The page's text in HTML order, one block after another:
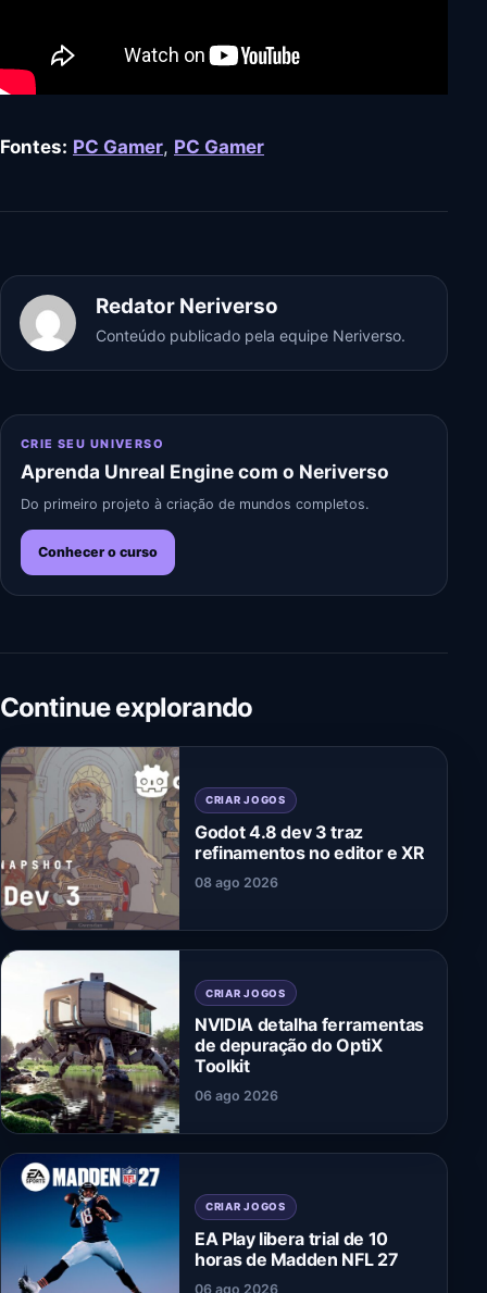
Fontes: PC Gamer, PC Gamer
Redator Neriverso
Conteúdo publicado pela equipe Neriverso.
CRIE SEU UNIVERSO
Aprenda Unreal Engine com o Neriverso
Do primeiro projeto à criação de mundos completos.
Conhecer o curso
Continue explorando
CRIAR JOGOS
Godot 4.8 dev 3 traz
refinamentos no editor e XR
08 ago 2026
CRIAR JOGOS
NVIDIA detalha ferramentas
de depuração do OptiX
Toolkit
06 ago 2026
CRIAR JOGOS
EA Play libera trial de 10
horas de Madden NFL 27
06 ago 2026